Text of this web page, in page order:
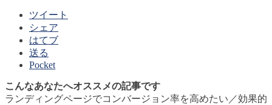
ツイート
シェア
はてブ
送る
Pocket
こんなあなたへオススメの記事です
ランディングページでコンバージョン率を高めたい／効果的